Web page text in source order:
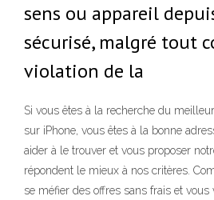
sens ou appareil
sécurisé, malgré tout
violation de la
Si vous êtes à la recherche du
sur iPhone, vous êtes à la bonne
aider à le trouver et vous proposer
répondent le mieux à nos critères.
se méfier des offres sans frais et